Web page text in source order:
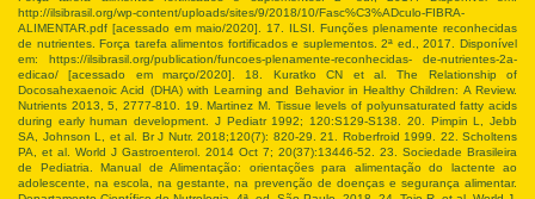
http://ilsibrasil.org/wp-content/uploads/sites/9/2018/10/Fasc%C3%ADculo-FIBRA-
ALIMENTAR.pdf [acessado em maio/2020]. 17. ILSI. Funções plenamente reconhecidas
de nutrientes. Força tarefa alimentos fortificados e suplementos. 2ª ed., 2017. Disponível
em: https://ilsibrasil.org/publication/funcoes-plenamente-reconhecidas- de-nutrientes-2a-
edicao/ [acessado em março/2020]. 18. Kuratko CN et al. The Relationship of
Docosahexaenoic Acid (DHA) with Learning and Behavior in Healthy Children: A Review.
Nutrients 2013, 5, 2777-810. 19. Martinez M. Tissue levels of polyunsaturated fatty acids
during early human development. J Pediatr 1992; 120:S129-S138. 20. Pimpin L, Jebb
SA, Johnson L, et al. Br J Nutr. 2018;120(7): 820-29. 21. Roberfroid 1999. 22. Scholtens
PA, et al. World J Gastroenterol. 2014 Oct 7; 20(37):13446-52. 23. Sociedade Brasileira
de Pediatria. Manual de Alimentação: orientações para alimentação do lactente ao
adolescente, na escola, na gestante, na prevenção de doenças e segurança alimentar.